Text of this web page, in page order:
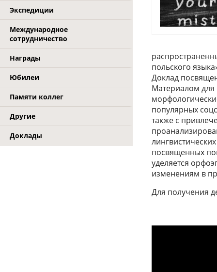
Экспедиции
Международное
сотрудничество
Награды
Юбилеи
Памяти коллег
Другие
Доклады
польского
Доклад
Материалом для
популярных
также с
посвященных
уделяется
изменениям в
Для получения